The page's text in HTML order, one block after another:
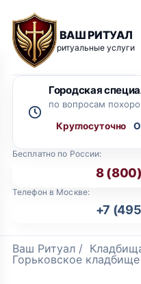
ВАШ РИТУАЛ
ритуальные услуги
Бесплатно по России:
8
Телефон в Москве:
+7
Городская
по вопросам
Круглосуточно
Ваш Ритуал /
Горьковское кладбище